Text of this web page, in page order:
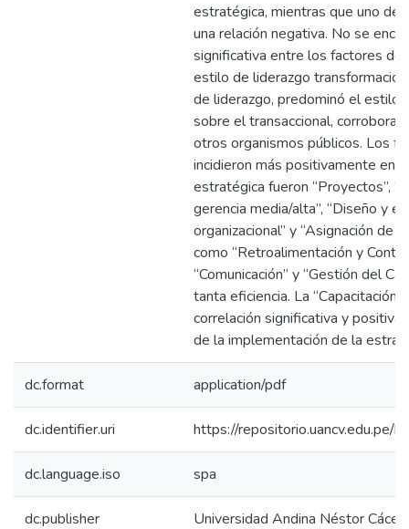
estratégica, mientras que uno
una relación negativa. No se
significativa entre los factores de
estilo de liderazgo
de liderazgo, predominó el estilo
sobre el transaccional,
otros organismos públicos. Los
incidieron más positivamente en
estratégica fueron “Proyectos”,
gerencia media/alta”, “Diseño y
organizacional” y “Asignación de
como “Retroalimentación y
“Comunicación” y “Gestión del
tanta eficiencia. La “Capacitación
correlación significativa y positiva
de la implementación de la
dc.format application/pdf
dc.identifier.uri https://repositorio.uancv.edu.pe/
dc.language.iso spa
dc.publisher Universidad Andina Néstor